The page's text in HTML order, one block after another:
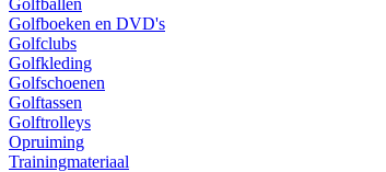
Golfboeken en DVD's
Golfclubs
Golfkleding
Golfschoenen
Golftassen
Golftrolleys
Opruiming
Trainingmateriaal